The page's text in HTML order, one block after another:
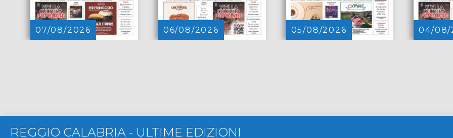
07/08/2026 06/08/2026 05/08/2026 04/08/
REGGIO CALABRIA - ULTIME EDIZIONI